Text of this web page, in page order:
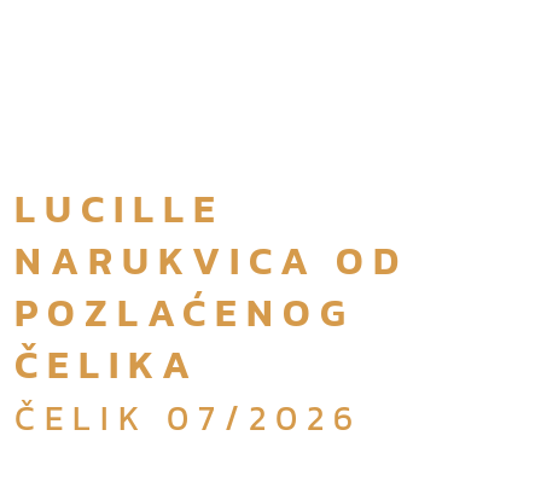
LUCILLE
NARUKVICA OD
POZLAĆENOG
ČELIKA
ČELIK 07/2026